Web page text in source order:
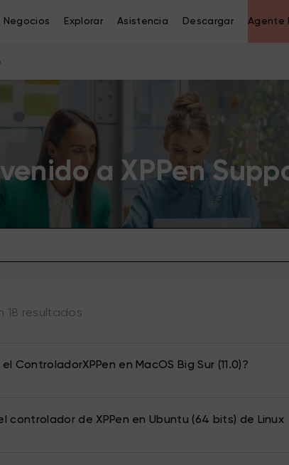
Negocios Explorar Asistencia Descargar Agente
a XPPen
18 resultados
ControladorXPPen en MacOS Big Sur (11.0)?
controlador de XPPen en Ubuntu (64 bits) de Linux